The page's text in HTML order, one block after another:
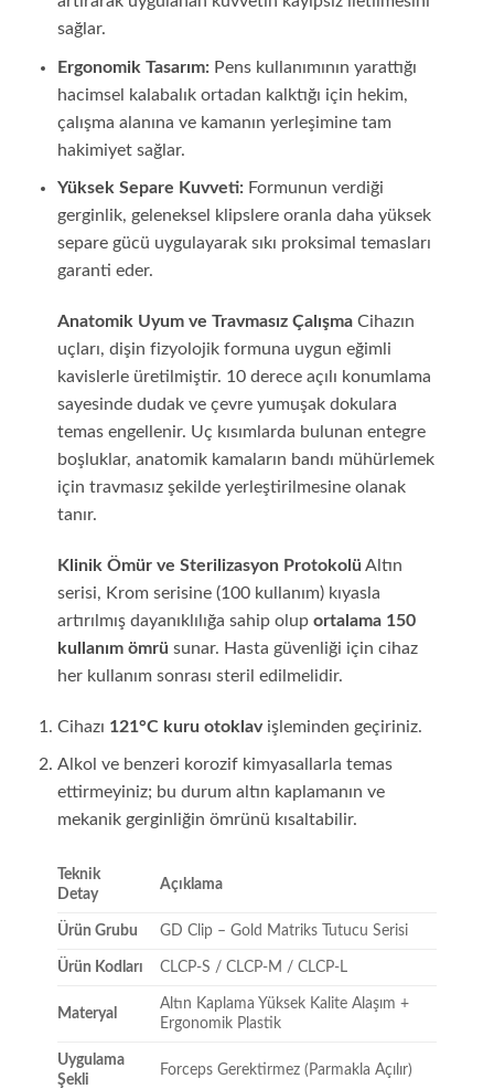
sağlar.
Ergonomik Tasarım:Pens kullanımının yarattığı
hacimsel kalabalık ortadan kalktığı için hekim,
çalışma alanına ve kamanın yerleşimine tam
hakimiyet sağlar.
Yüksek Separe Kuvveti:Formunun verdiği
gerginlik, geleneksel klipslere oranla daha yüksek
separe gücü uygulayarak sıkı proksimal temasları
garanti eder.
Anatomik Uyum ve Travmasız ÇalışmaCihazın
uçları, dişin fizyolojik formuna uygun eğimli
kavislerle üretilmiştir. 10 derece açılı konumlama
sayesinde dudak ve çevre yumuşak dokulara
temas engellenir. Uç kısımlarda bulunan entegre
boşluklar, anatomik kamaların bandı mühürlemek
için travmasız şekilde yerleştirilmesine olanak
tanır.
Klinik Ömür ve Sterilizasyon Protokolü Altın
serisi, Krom serisine (100 kullanım) kıyasla
artırılmış dayanıklılığa sahip olup ortalama 150
kullanım ömrü sunar. Hasta güvenliği için cihaz
her kullanım sonrası steril edilmelidir.
Cihazı 121°C kuru otoklavişleminden geçiriniz.
Alkol ve benzeri korozif kimyasallarla temas
ettirmeyiniz; bu durum altın kaplamanın ve
mekanik gerginliğin ömrünü kısaltabilir.
Teknik
Detay
Açıklama
Ürün Grubu GD Clip – Gold Matriks Tutucu Serisi
Ürün Kodları CLCP-S / CLCP-M / CLCP-L
Materyal
Altın Kaplama Yüksek Kalite Alaşım +
Ergonomik Plastik
Uygulama
Şekli
Forceps Gerektirmez (Parmakla Açılır)